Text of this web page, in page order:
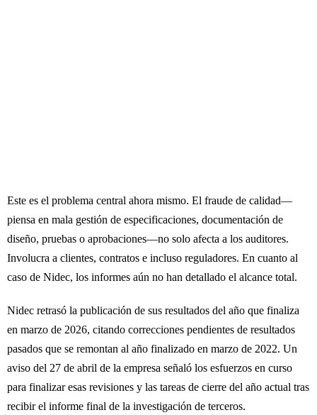
Este es el problema central ahora mismo. El fraude de calidad—
piensa en mala gestión de especificaciones, documentación de
diseño, pruebas o aprobaciones—no solo afecta a los auditores.
Involucra a clientes, contratos e incluso reguladores. En cuanto al
caso de Nidec, los informes aún no han detallado el alcance total.
Nidec retrasó la publicación de sus resultados del año que finaliza
en marzo de 2026, citando correcciones pendientes de resultados
pasados que se remontan al año finalizado en marzo de 2022. Un
aviso del 27 de abril de la empresa señaló los esfuerzos en curso
para finalizar esas revisiones y las tareas de cierre del año actual tras
recibir el informe final de la investigación de terceros.